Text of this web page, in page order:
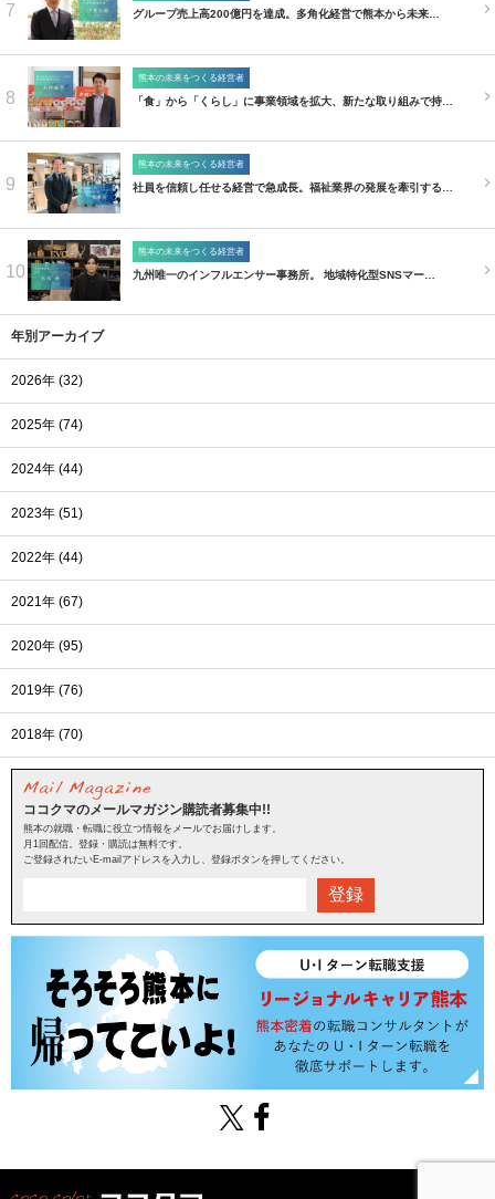
7 グループ売上高200億円を達成。多角化経営で熊本から未来…
8
熊本の未来をつくる経営者
「食」から「くらし」に事業領域を拡大、新たな取り組みで持…
9
熊本の未来をつくる経営者
社員を信頼し任せる経営で急成長。福祉業界の発展を牽引する…
10
熊本の未来をつくる経営者
九州唯一のインフルエンサー事務所。 地域特化型SNSマー…
年別アーカイブ
2026年 (32)
2025年 (74)
2024年 (44)
2023年 (51)
2022年 (44)
2021年 (67)
2020年 (95)
2019年 (76)
2018年 (70)
ココクマのメールマガジン購読者募集中!!
熊本の就職・転職に役立つ情報をメールでお届けします。
月1回配信。登録・購読は無料です。
ご登録されたいE-mailアドレスを入力し、登録ボタンを押してください。
登録